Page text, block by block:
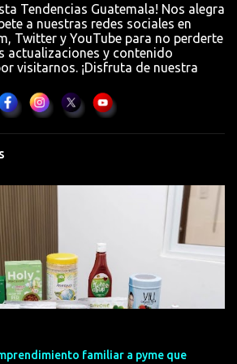
Tendencias Guatemala! Nos alegra
a nuestras redes sociales en
Twitter y YouTube para no perderte
actualizaciones y contenido
visitarnos. ¡Disfruta de nuestra
familiar a pyme que